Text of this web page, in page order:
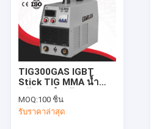
วิดีโอ
การแสดง VR
เกี่ยวกับเรา
ทัวร์โรงงาน
ควบคุมคุณภาพ
TIG300GAS IGBT
Stick TIG MMA น้ำ
หนักเบาสำหรับงาน
บัดกรี
MOQ:100 ชิ้น
รับราคาล่าสุด